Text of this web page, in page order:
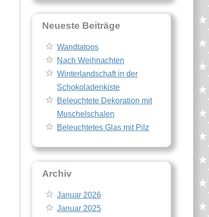
Neueste Beiträge
Wandtatoos
Nach Weihnachten
Winterlandschaft in der
Schokoladenkiste
Beleuchtete Dekoration mit
Muschelschalen
Beleuchtetes Glas mit Pilz
Archiv
Januar 2026
Januar 2025